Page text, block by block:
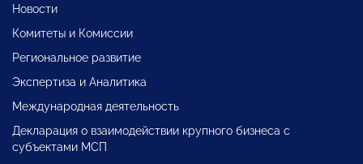
Новости
Комитеты и Комиссии
Региональное развитие
Экспертиза и Аналитика
Международная деятельность
Декларация о взаимодействии крупного бизнеса с
субъектами МСП